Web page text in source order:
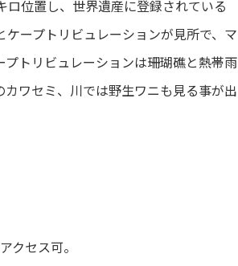
ロ位置し、世界遺産に登録されている
ープトリビュレーションが見所で、マ
トリビュレーションは珊瑚礁と熱帯雨
ワセミ、川では野生ワニも見る事が出
クセス可。